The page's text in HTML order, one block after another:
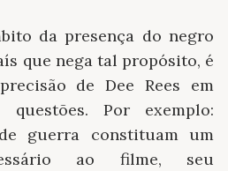
da presença do negro
que nega tal propósito, é
de Dee Rees em
questões. Por exemplo:
guerra constituam um
ao filme, seu